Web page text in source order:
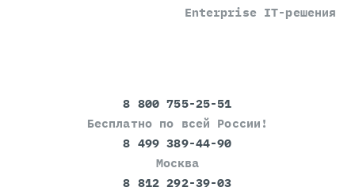
Enterprise IT-решения
8 800 755-25-51
Бесплатно по всей России!
8 499 389-44-90
Москва
8 812 292-39-03